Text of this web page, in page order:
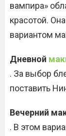
вампира»
красотой.
вариантом
Дневной
. За выбор
поставить
Вечерний
. В этом